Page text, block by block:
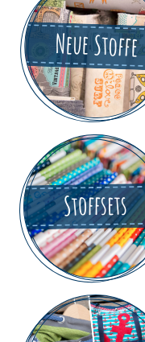
Neue Stoffe
Stoffsets